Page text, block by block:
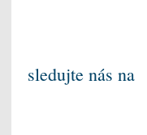
sledujte nás na